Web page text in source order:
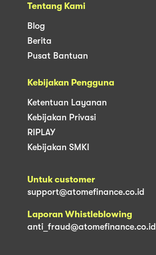
Tentang Kami
Blog
Berita
Pusat Bantuan
Kebijakan Pengguna
Ketentuan Layanan
Kebijakan Privasi
RIPLAY
Kebijakan SMKI
Untuk customer
support@atomefinance.co.id
Laporan Whistleblowing
anti_fraud@atomefinance.co.id